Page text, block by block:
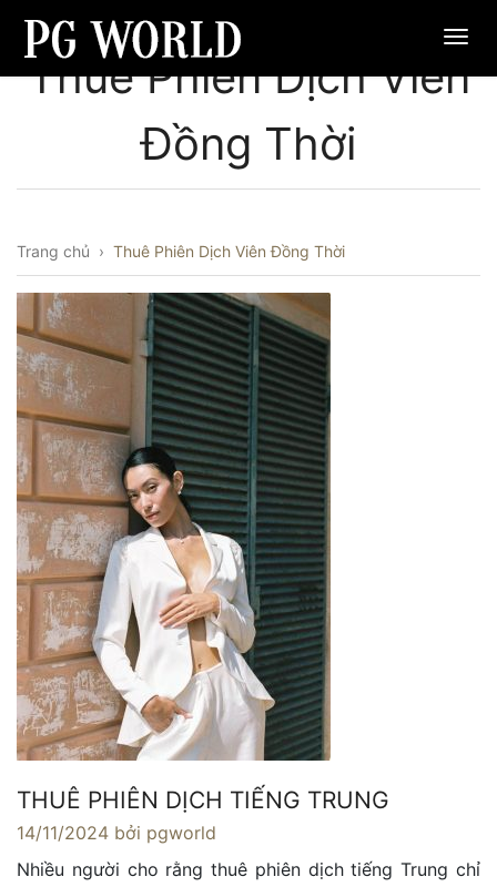
Thuê Phiên Dịch Viên
Đồng Thời
Trang chủ › Thuê Phiên Dịch Viên Đồng Thời
THUÊ PHIÊN DỊCH TIẾNG TRUNG
14/11/2024 bởi pgworld
Nhiều người cho rằng thuê phiên dịch tiếng Trung chỉ